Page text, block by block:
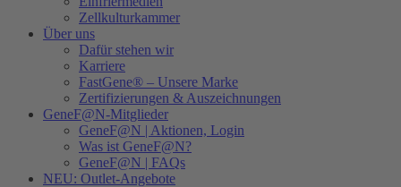
Zellkulturkammer
Über uns
Dafür stehen wir
Karriere
FastGene® – Unsere Marke
Zertifizierungen & Auszeichnungen
GeneF@N-Mitglieder
GeneF@N | Aktionen, Login
Was ist GeneF@N?
GeneF@N | FAQs
NEU: Outlet-Angebote